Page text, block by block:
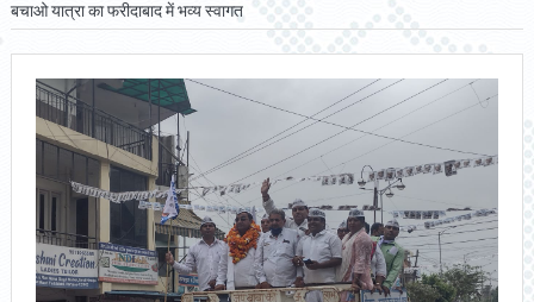
बचाओ यात्रा का फरीदाबाद में भव्य स्वागत